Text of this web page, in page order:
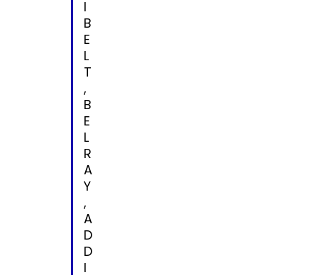
I
B
E
L
T
,
B
E
L
R
A
Y
,
A
D
D
I